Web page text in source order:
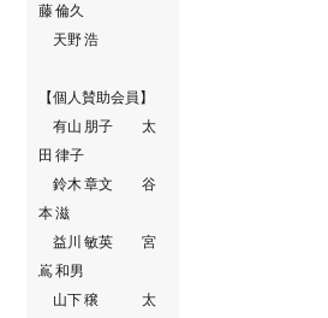
藤 倫久
天野 浩
【個人賛助会員】
有山 朋子 太
田 律子
鈴木 章文 谷
本 滋
益川 敏英 宮
嶌 和男
山下 穣 太